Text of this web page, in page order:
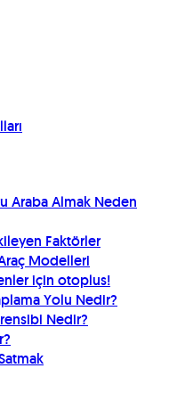
Araba Almak Neden
Faktörler
Modelleri
için otoplus!
Yolu Nedir?
Nedir?